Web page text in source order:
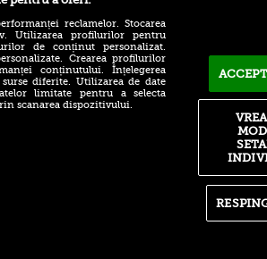
lui,
Antrenorul revelației de la
CM 2026 a preluat o echipă
de club
Marin Barbu despre celebrul
Dinamo - Foresta 4-5: ”Să vă
reclamelor. Stocarea
Utilizarea profilurilor pentru
de conținut personalizat.
Crearea profilurilor
conținutului. Înțelegerea
diferite. Utilizarea de date
limitate pentru a selecta
scanarea dispozitivului.